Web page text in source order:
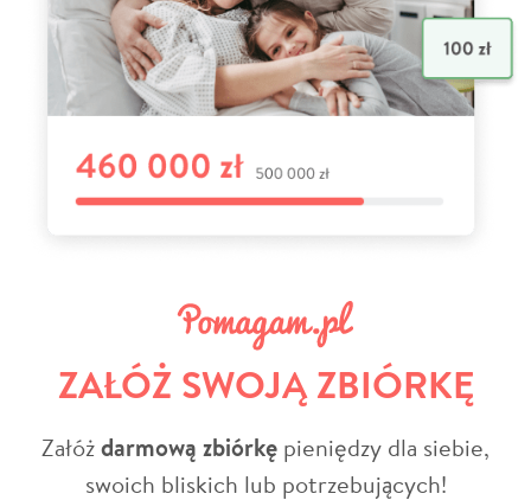
ZAŁÓŻ SWOJĄ ZBIÓRKĘ
Załóżdarmową zbiórkę pieniędzy dla siebie,
swoich bliskich lub potrzebujących!